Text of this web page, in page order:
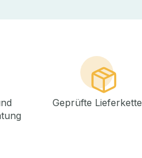
Geprüfte Lieferkette